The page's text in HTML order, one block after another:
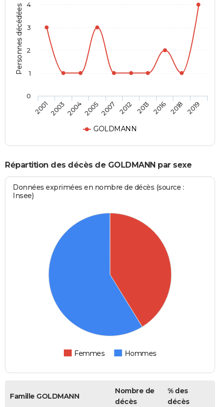
Personnes décédées
GOLDMANN
20012003200420052007 2012 2013 2016 2018 2019
0
1
2
3
4
Répartition des décès de GOLDMANN par sexe
Données exprimées en nombre de décès (source :
Insee)
Femmes Hommes
Famille GOLDMANN
Nombre de
décès
% des
décès